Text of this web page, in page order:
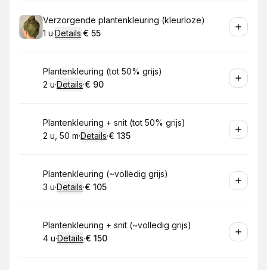
Boek
Verzorgende plantenkleuring (kleurloze)
. Duur:
1 u·Details·
.Prijs:
€ 55
Boek
Plantenkleuring (tot 50% grijs)
. Duur:
2 u·Details·
.Prijs:
€ 90
Boek
Plantenkleuring + snit (tot 50% grijs)
. Duur :
2 u, 50 m·Details·
.Prijs:
€ 135
Boek
Plantenkleuring (~volledig grijs)
. Duur:
3 u·Details·
.Prijs:
€ 105
Boek
Plantenkleuring + snit (~volledig grijs)
. Duur:
4 u·Details·
.Prijs:
€ 150